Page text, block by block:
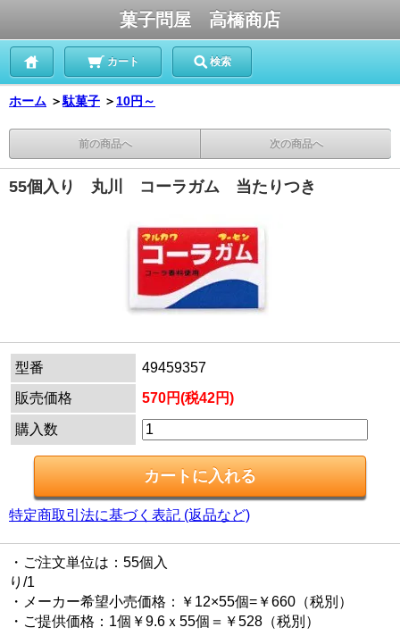
菓子問屋 高橋商店
カート 検索
ホーム ＞駄菓子 ＞ 10円～
前の商品へ 次の商品へ
55個入り 丸川 コーラガム 当たりつき
型番
49459357
販売価格
570円(税42円)
購入数
特定商取引法に基づく表記 (返品など)
・ご注文単位は：55個入
り/1
・メーカー希望小売価格：￥12×55個=￥660（税別）
・ご提供価格：1個￥9.6ｘ55個＝￥528（税別）